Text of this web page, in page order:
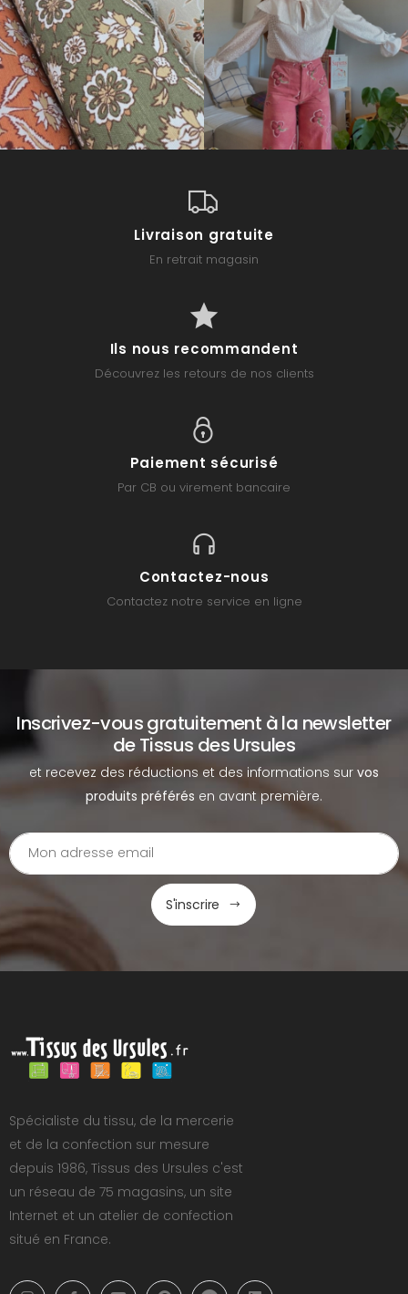
Livraison gratuite
En retrait magasin
Ils nous recommandent
Découvrez les retours de nos clients
Paiement sécurisé
Par CB ou virement bancaire
Contactez-nous
Contactez notre service en ligne
Inscrivez-vous gratuitement à la newsletter
de Tissus des Ursules
et recevez des réductions et des informations sur vos
produits préférés en avant première.
S'inscrire
Spécialiste du tissu, de la mercerie
et de la confection sur mesure
depuis 1986, Tissus des Ursules c'est
un réseau de 75 magasins, un site
Internet et un atelier de confection
situé en France.